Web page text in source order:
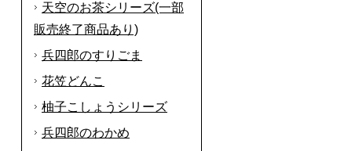
天空のお茶シリーズ(一部
販売終了商品あり)
兵四郎のすりごま
花笠どんこ
柚子こしょうシリーズ
兵四郎のわかめ